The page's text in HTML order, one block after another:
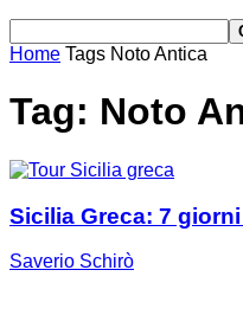
Home Tags Noto Antica
Tag: Noto
Sicilia Greca: 7
Saverio Schirò